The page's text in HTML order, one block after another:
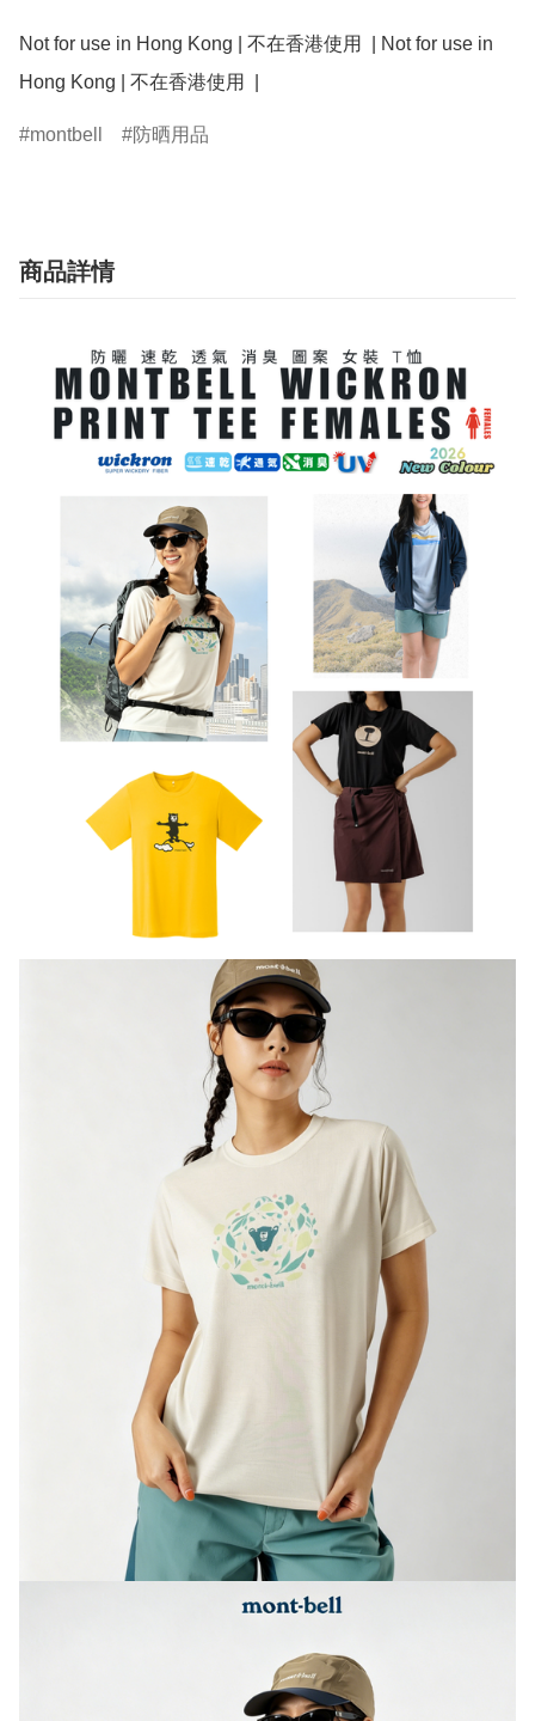
Not for use in Hong Kong | 不在香港使用  | Not for use in
Hong Kong | 不在香港使用  |
montbell 防晒用品
商品詳情